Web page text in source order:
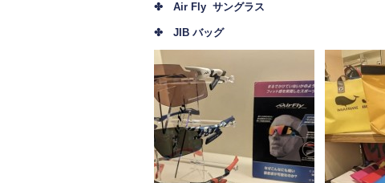
✤ Air Fly サングラス
✤ JIB バッグ